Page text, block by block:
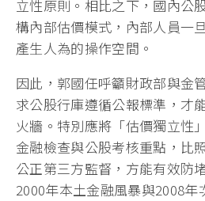
立性原則。相比之下，國內公
構內部估價模式，內部人員一
產生人為的操作空間。
因此，郭國任呼籲財政部與金
求公股行庫遵循公報標準，才
火牆。特別應將「估價獨立性
金融檢查與公股考核重點，比
公正第三方監督，方能有效防
2000年本土金融風暴與2008年